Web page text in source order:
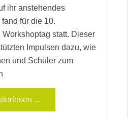
ihr anstehendes
für die 10.
statt. Dieser
Impulsen dazu, wie
und Schüler zum
...